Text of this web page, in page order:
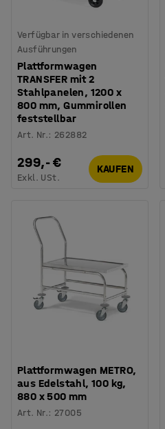
Verfügbar in verschiedenen
Ausführungen
Plattformwagen
TRANSFER mit 2
Stahlpanelen, 1200 x
800 mm, Gummirollen
feststellbar
Art. Nr.: 262882
299,- €
Exkl. USt.
KAUFEN
Plattformwagen METRO,
aus Edelstahl, 100 kg,
880 x 500 mm
Art. Nr.: 27005